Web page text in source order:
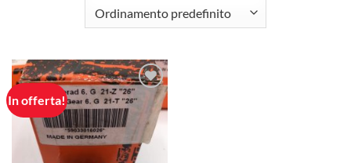
In offerta!
Aggiungi
alla lista
dei
desideri